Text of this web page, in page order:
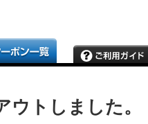
トしました。